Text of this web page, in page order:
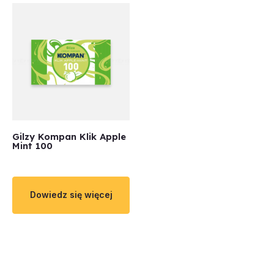
Gilzy Kompan Klik Apple
Mint 100
Dowiedz się więcej